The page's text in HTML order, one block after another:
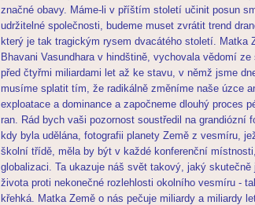
značné obavy. Máme-li v příštím století učinit posun
udržitelné společnosti, budeme muset zvrátit trend
který je tak tragickým rysem dvacátého století. Matka
Bhavani Vasundhara v hindštině, vychovala vědomí
před čtyřmi miliardami let až ke stavu, v němž jsme
musíme splatit tím, že radikálně změníme naše úzce
exploatace a dominance a započneme dlouhý proces
ran. Rád bych vaši pozornost soustředil na grandiózní
kdy byla udělána, fotografii planety Země z vesmíru,
školní třídě, měla by být v každé konferenční
globalizaci. Ta ukazuje náš svět takový, jaký
života proti nekonečné rozlehlosti okolního vesmíru -
křehká. Matka Země o nás pečuje miliardy a miliardy